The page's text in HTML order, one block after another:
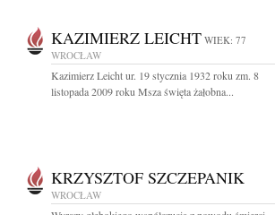
KAZIMIERZ LEICHT WIEK: 77
WROCŁAW
Kazimierz Leicht ur. 19 stycznia 1932 roku zm. 8
listopada 2009 roku Msza święta żałobna...
KRZYSZTOF SZCZEPANIK
WROCŁAW